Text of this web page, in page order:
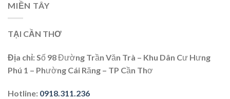
MIỀN TÂY
TẠI CẦN THƠ
Địa chỉ: Số 98 Đường Trần Văn Trà – Khu Dân Cư Hưng
Phú 1 – Phường Cái Răng – TP Cần Thơ
Hotline: 0918.311.236